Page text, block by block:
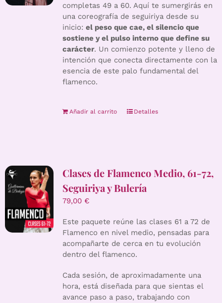
completas 49 a 60. Aquí te sumergirás en
una coreografía de seguiriya desde su
inicio: el peso que cae, el silencio que
sostiene y el pulso interno que define su
carácter. Un comienzo potente y lleno de
intención que conecta directamente con la
esencia de este palo fundamental del
flamenco.
Añadir al carrito Detalles
Clases de Flamenco Medio, 61-72,
Seguiriya y Bulería
79,00 €
Este paquete reúne las clases 61 a 72 de
Flamenco en nivel medio, pensadas para
acompañarte de cerca en tu evolución
dentro del flamenco.
Cada sesión, de aproximadamente una
hora, está diseñada para que sientas el
avance paso a paso, trabajando con